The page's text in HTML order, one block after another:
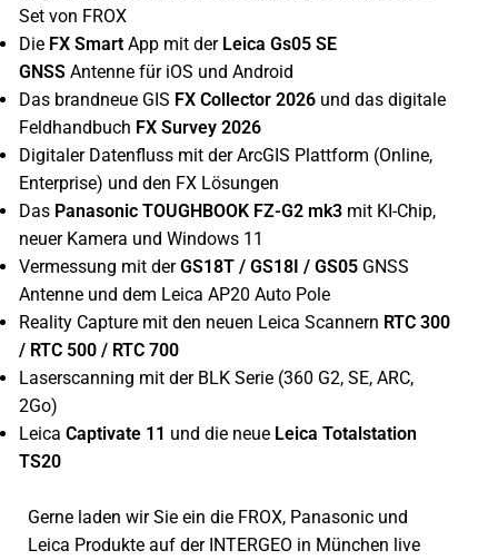
Set von FROX
Die FX Smart App mit der Leica Gs05 SE
GNSSAntenne für iOS und Android
Das brandneue GIS FX Collector 2026 und das digitale
Feldhandbuch FX Survey 2026
Digitaler Datenfluss mit der ArcGIS Plattform (Online,
Enterprise) und den FX Lösungen
Das Panasonic TOUGHBOOK FZ-G2 mk3 mit KI-Chip,
neuer Kamera und Windows 11
Vermessung mit derGS18T / GS18I / GS05 GNSS
Antenne und dem Leica AP20 Auto Pole
Reality Capture mit den neuen Leica Scannern RTC 300
/ RTC 500 / RTC 700
Laserscanning mit der BLK Serie (360 G2, SE, ARC,
2Go)
Leica Captivate 11 und die neue Leica Totalstation
TS20
Gerne laden wir Sie ein die FROX, Panasonic und
Leica Produkte auf der INTERGEO in München live